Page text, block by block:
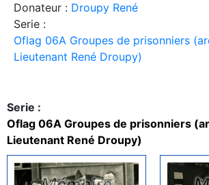
Donateur : Droupy René
Serie :
Oflag 06A Groupes de prisonniers
Lieutenant René Droupy)
Serie :
Oflag 06A Groupes de prisonniers
Lieutenant René Droupy)